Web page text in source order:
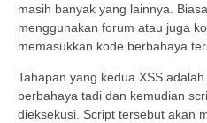
masih banyak yang lainnya.
menggunakan forum atau juga
memasukkan kode berbahaya
Tahapan yang kedua XSS
berbahaya tadi dan kemudian
dieksekusi. Script tersebut akan